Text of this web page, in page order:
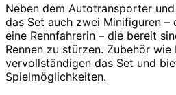
Neben dem Autotransporter
das Set auch zwei Minifiguren –
eine Rennfahrerin – die bereit
Rennen zu stürzen. Zubehör
vervollständigen das Set und
Spielmöglichkeiten.